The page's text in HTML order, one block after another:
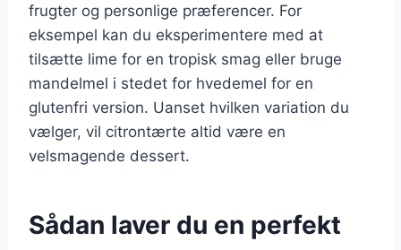
frugter og personlige præferencer. For
eksempel kan du eksperimentere med at
tilsætte lime for en tropisk smag eller bruge
mandelmel i stedet for hvedemel for en
glutenfri version. Uanset hvilken variation du
vælger, vil citrontærte altid være en
velsmagende dessert.
Sådan laver du en perfekt